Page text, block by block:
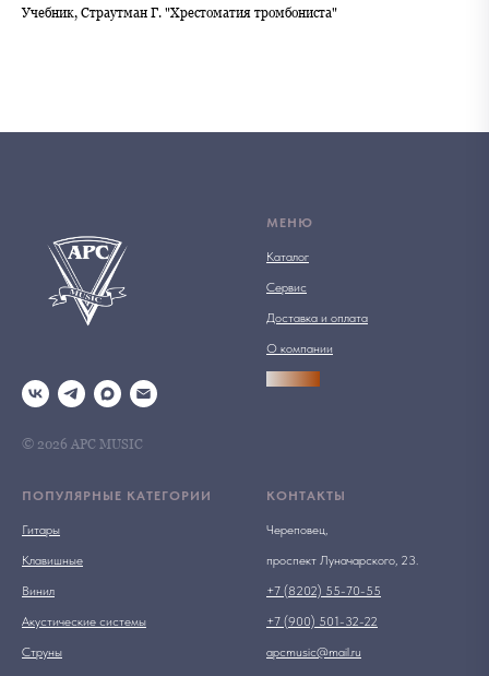
Учебник, Страутман Г. "Хрестоматия тромбониста"
© 2026 АРС MUSIC
МЕНЮ
Каталог
Сервис
Доставка и оплата
О компании
ПОПУЛЯРНЫЕ КАТЕГОРИИ
Гитары
Клавишные
Винил
Акустические системы
Струны
КОНТАКТЫ
Череповец,
проспект Луначарского, 23.
+7 (8202) 55-70-55
+7 (900) 501-32-22
apcmusic@mail.ru